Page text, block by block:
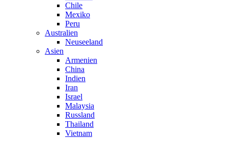
Chile
Mexiko
Peru
Australien
Neuseeland
Asien
Armenien
China
Indien
Iran
Israel
Malaysia
Russland
Thailand
Vietnam